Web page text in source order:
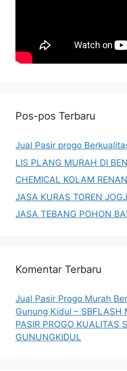
Pos-pos Terbaru
Jual Pasir progo
LIS PLANG MURAH DI
CHEMICAL KOLAM
JASA KURAS TOREN
JASA TEBANG POHON
Komentar Terbaru
Jual Pasir Progo Murah
Gunung Kidul – SBFLASH
PASIR PROGO KUALITAS
GUNUNGKIDUL